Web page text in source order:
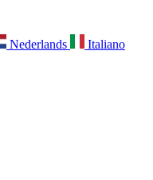
Nederlands Italiano